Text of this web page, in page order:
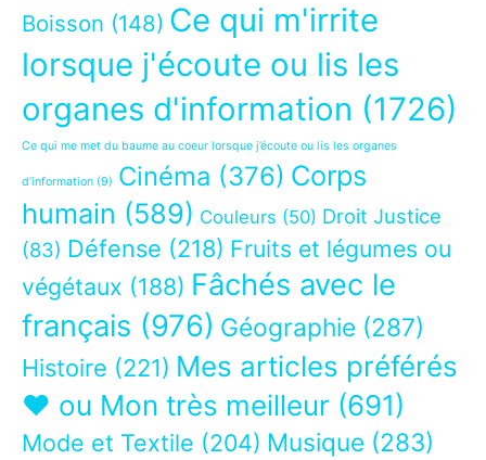
Boisson (148) Ce qui m'irrite
lorsque j'écoute ou lis les
organes d'information (1726)
Ce qui me met du baume au coeur lorsque j’écoute ou lis les organes
d’information (9) Cinéma (376) Corps
humain (589) Couleurs (50) Droit Justice
(83) Défense (218) Fruits et légumes ou
végétaux (188) Fâchés avec le
français (976) Géographie (287)
Histoire (221) Mes articles préférés
❤ ou Mon très meilleur (691)
Mode et Textile (204) Musique (283)